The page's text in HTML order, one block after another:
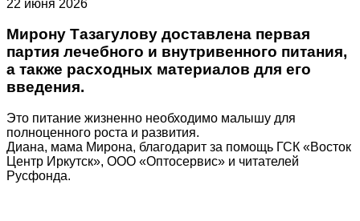
22 июня 2026
Мирону Тазагулову доставлена первая
партия лечебного и внутривенного питания,
а также расходных материалов для его
введения.
Это питание жизненно необходимо малышу для
полноценного роста и развития.
Диана, мама Мирона, благодарит за помощь ГСК «Восток
Центр Иркутск», ООО «Оптосервис» и читателей
Русфонда.